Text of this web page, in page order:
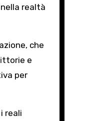
realtà
che
e
per
reali